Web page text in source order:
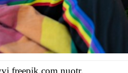
freepik.com nuotr.